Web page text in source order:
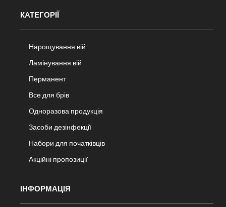
КАТЕГОРІЇ
Нарощування вій
Ламінування вій
Перманент
Все для брів
Одноразова продукція
Засоби дезінфекції
Набори для початківців
Акційні пропозиції
ІНФОРМАЦІЯ